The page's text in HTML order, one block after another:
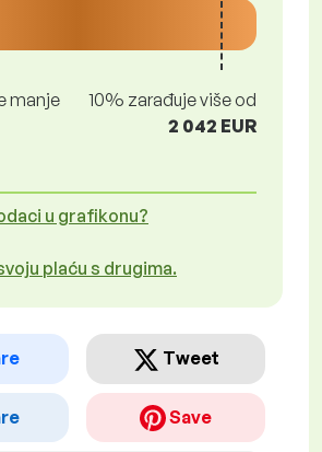
manje
10% zarađuje više od
2 042 EUR
u grafikonu?
plaću s drugima.
Tweet
Save